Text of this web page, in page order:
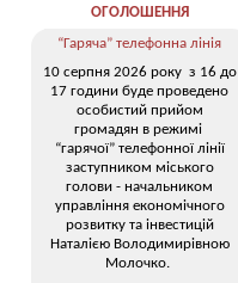
ОГОЛОШЕННЯ
“Гаряча” телефонна лінія
10 серпня 2026 року з 16 до
17 години буде проведено
особистий прийом
громадян в режимі
“гарячої” телефонної лінії
заступником міського
голови - начальником
управління економічного
розвитку та інвестицій
Наталією Володимирівною
Молочко.